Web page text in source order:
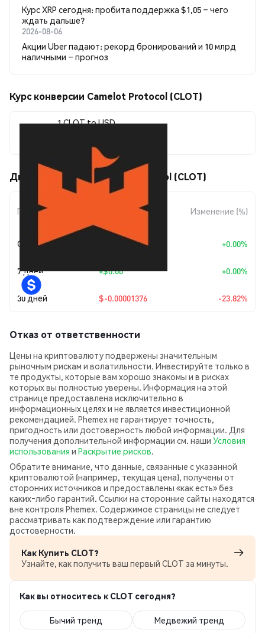
Курс XRP сегодня: пробита поддержка $1,05 – чего
ждать дальше?
2026-08-06
Акции Uber падают: рекорд бронирований и 10 млрд
наличными – прогноз
Курс конверсии Camelot Protocol (CLOT)
1 CLOT to USD
$0.00004399
Движения цены Camelot Protocol (CLOT)
Период
Изменение
Изменение (%)
Сегодня +0.00%
7 дней +$0.00 +0.00%
30 дней $-0.00001376 -23.82%
Отказ от ответственности
Цены на криптовалюту подвержены значительным
рыночным рискам и волатильности. Инвестируйте только в
те продукты, которые вам хорошо знакомы и в рисках
которых вы полностью уверены. Информация на этой
странице предоставлена исключительно в
информационных целях и не является инвестиционной
рекомендацией. Phemex не гарантирует точность,
пригодность или достоверность любой информации. Для
получения дополнительной информации см. наши Условия
использования и Раскрытие рисков.
Обратите внимание, что данные, связанные с указанной
криптовалютой (например, текущая цена), получены от
сторонних источников и предоставлены «как есть» без
каких‑либо гарантий. Ссылки на сторонние сайты находятся
вне контроля Phemex. Содержимое страницы не следует
рассматривать как подтверждение или гарантию
достоверности.
Как Купить CLOT?
Узнайте, как получить ваш первый CLOT за минуты.
Как вы относитесь к CLOT сегодня?
Бычий тренд Медвежий тренд